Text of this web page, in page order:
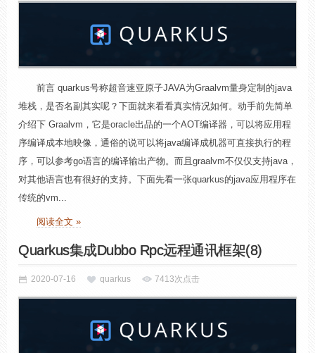
前言 quarkus号称超音速亚原子JAVA为Graalvm量身定制的java
堆栈，是否名副其实呢？下面就来看看真实情况如何。动手前先简单
介绍下 Graalvm，它是oracle出品的一个AOT编译器，可以将应用程
序编译成本地映像，通俗的说可以将java编译成机器可直接执行的程
序，可以参考go语言的编译输出产物。而且graalvm不仅仅支持java，
对其他语言也有很好的支持。下面先看一张quarkus的java应用程序在
传统的vm...
阅读全文 »
Quarkus集成Dubbo Rpc远程通讯框架(8)
2020-07-16 quarkus 7413次点击